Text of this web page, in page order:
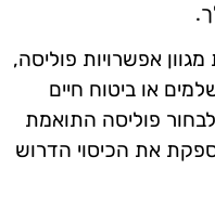
אפשרויות פוליסה,
או ביטוח חיים
פוליסה התואמת
את הכיסוי הדרוש